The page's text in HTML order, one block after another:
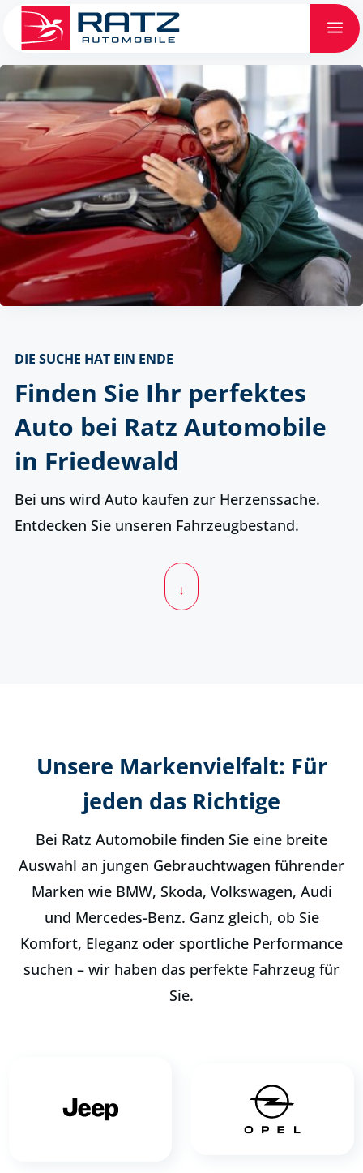
a
DIE SUCHE HAT EIN ENDE
Finden Sie Ihr perfektes
Auto bei Ratz Automobile
in Friedewald
Bei uns wird Auto kaufen zur Herzenssache.
Entdecken Sie unseren Fahrzeugbestand.
↓
Unsere Markenvielfalt: Für
jeden das Richtige
Bei Ratz Automobile finden Sie eine breite
Auswahl an jungen Gebrauchtwagen führender
Marken wie BMW, Skoda, Volkswagen, Audi
und Mercedes-Benz. Ganz gleich, ob Sie
Komfort, Eleganz oder sportliche Performance
suchen – wir haben das perfekte Fahrzeug für
Sie.